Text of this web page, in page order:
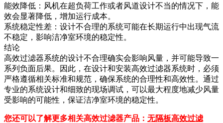
能效降低：风机在超负荷工作或者风道设计不当的情况下，能
效会显著降低，增加运行成本。
系统稳定性差：设计不合理的系统可能在长期运行中出现气流
不稳定，影响洁净室环境的稳定性。
结论
高效过滤器系统的设计不合理确实会影响风量，并可能导致一
系列负面后果。因此，在设计和安装高效过滤器系统时，必须
严格遵循相关标准和规范，确保系统的合理性和高效性。通过
专业的系统设计和细致的现场调试，可以最大程度地减少风量
受影响的可能性，保证洁净室环境的稳定性。
您还可以了解更多相关高效过滤器产品： 无隔板高效过滤